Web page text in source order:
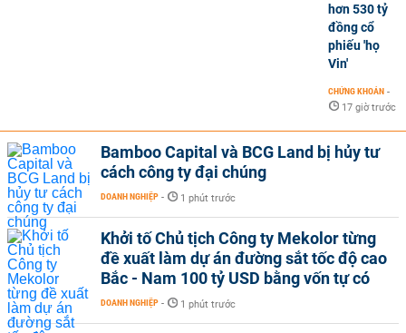
hơn 530 tỷ
đồng cổ
phiếu 'họ
Vin'
CHỨNG KHOÁN -
17 giờ trước
Bamboo Capital và BCG Land bị hủy tư
cách công ty đại chúng
DOANH NGHIỆP - 1 phút trước
Khởi tố Chủ tịch Công ty Mekolor từng
đề xuất làm dự án đường sắt tốc độ cao
Bắc - Nam 100 tỷ USD bằng vốn tự có
DOANH NGHIỆP - 1 phút trước